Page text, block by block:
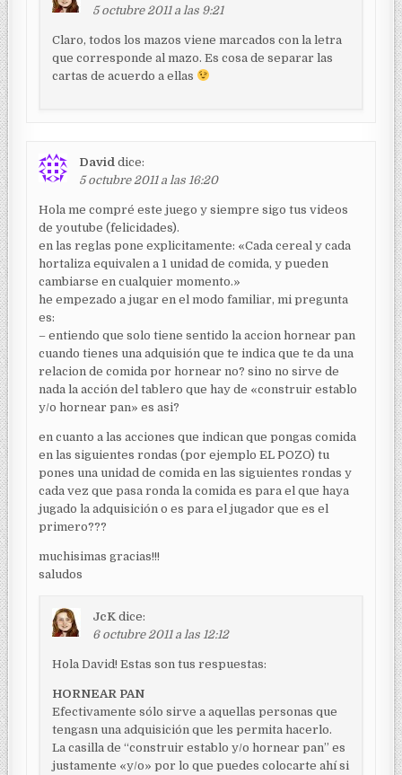
5 octubre 2011 a las 9:21
Claro, todos los mazos viene marcados con la letra
que corresponde al mazo. Es cosa de separar las
cartas de acuerdo a ellas
David dice:
5 octubre 2011 a las 16:20
Hola me compré este juego y siempre sigo tus videos
de youtube (felicidades).
en las reglas pone explicitamente: «Cada cereal y cada
hortaliza equivalen a 1 unidad de comida, y pueden
cambiarse en cualquier momento.»
he empezado a jugar en el modo familiar, mi pregunta
es:
– entiendo que solo tiene sentido la accion hornear pan
cuando tienes una adquisión que te indica que te da una
relacion de comida por hornear no? sino no sirve de
nada la acción del tablero que hay de «construir establo
y/o hornear pan» es asi?
en cuanto a las acciones que indican que pongas comida
en las siguientes rondas (por ejemplo EL POZO) tu
pones una unidad de comida en las siguientes rondas y
cada vez que pasa ronda la comida es para el que haya
jugado la adquisición o es para el jugador que es el
primero???
muchisimas gracias!!!
saludos
JcK dice:
6 octubre 2011 a las 12:12
Hola David! Estas son tus respuestas:
HORNEAR PAN
Efectivamente sólo sirve a aquellas personas que
tengasn una adquisición que les permita hacerlo.
La casilla de “construir establo y/o hornear pan” es
justamente «y/o» por lo que puedes colocarte ahí si